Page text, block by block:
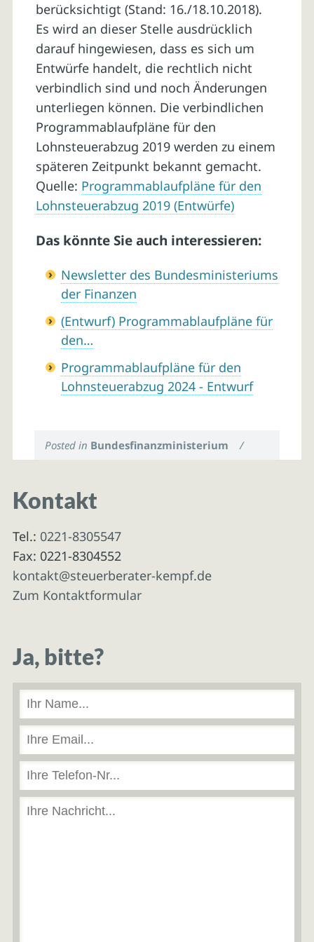
berücksichtigt (Stand: 16./18.10.2018).
Es wird an dieser Stelle ausdrücklich
darauf hingewiesen, dass es sich um
Entwürfe handelt, die rechtlich nicht
verbindlich sind und noch Änderungen
unterliegen können. Die verbindlichen
Programmablaufpläne für den
Lohnsteuerabzug 2019 werden zu einem
späteren Zeitpunkt bekannt gemacht.
Quelle: Programmablaufpläne für den
Lohnsteuerabzug 2019 (Entwürfe)
Das könnte Sie auch interessieren:
Newsletter des Bundesministeriums
der Finanzen
(Entwurf) Programmablaufpläne für
den…
Programmablaufpläne für den
Lohnsteuerabzug 2024 - Entwurf
Posted in Bundesfinanzministerium /
Kontakt
Tel.: 0221-8305547
Fax: 0221-8304552
kontakt@steuerberater-kempf.de
Zum Kontaktformular
Ja, bitte?